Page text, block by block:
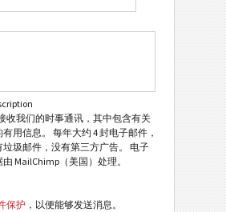
收我们的时事通讯，其中包含有关
用信息。 每年大约 4 封电子邮件，
圾邮件，没有第三方广告。 电子
MailChimp（美国）处理。
保护 ，以便能够发送消息。